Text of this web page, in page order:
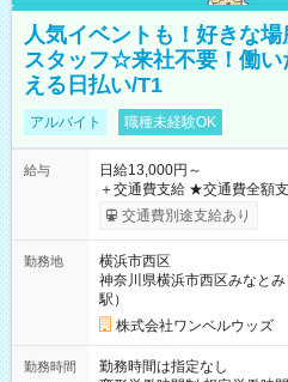
人気イベントも！好きな
スタッフ☆来社不要！働い
える日払い/T1
アルバイト 職種未経験OK
給与
日給13,000円～
＋交通費支給 ★交通費全額支給！ ┗案件により規定あり ★日払
いOK！（規定あり） ┗働い
ンビニATMから 日払い分を引き落と
交通費別途支給あり
勤務地
横浜市西区
神奈川県横浜市西区みなと
駅）
株式会社ワンベルウッズ
勤務時間
勤務時間は指定なし